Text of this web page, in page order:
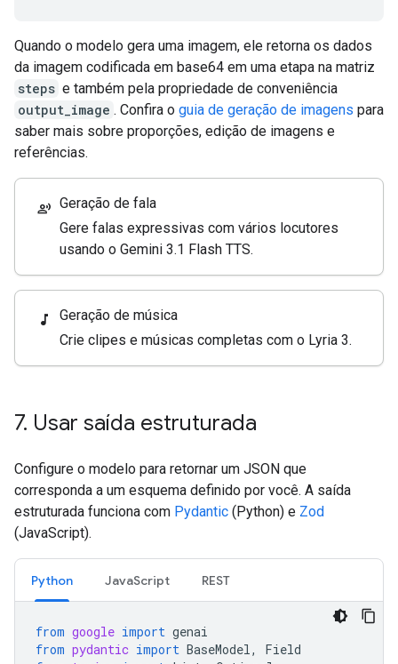
Quando o modelo gera uma imagem, ele retorna os dados
da imagem codificada em base64 em uma etapa na matriz
steps e também pela propriedade de conveniência
output_image . Confira o guia de geração de imagens para
saber mais sobre proporções, edição de imagens e
referências.
record_voice_over Geração de fala
Gere falas expressivas com vários locutores
usando o Gemini 3.1 Flash TTS.
music_note
Geração de música
Crie clipes e músicas completas com o Lyria 3.
7. Usar saída estruturada
Configure o modelo para retornar um JSON que
corresponda a um esquema definido por você. A saída
estruturada funciona com Pydantic (Python) e Zod
(JavaScript).
Python JavaScript REST
from google import genai
from pydantic import BaseModel,
Field